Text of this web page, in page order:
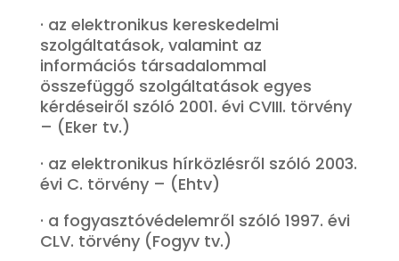
· az elektronikus kereskedelmi
szolgáltatások, valamint az
információs társadalommal
összefüggő szolgáltatások egyes
kérdéseiről szóló 2001. évi CVIII. törvény
– (Eker tv.)
· az elektronikus hírközlésről szóló 2003.
évi C. törvény – (Ehtv)
· a fogyasztóvédelemről szóló 1997. évi
CLV. törvény (Fogyv tv.)